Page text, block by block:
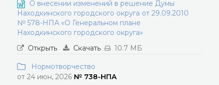
О внесении изменений в решение Думы
Находкинского городского округа от 29.09.2010
№ 578-НПА «О Генеральном плане
Находкинского городского округа»
Открыть
Скачать 10.7 МБ
Нормотворчество
от 24 июн, 2026 № 738-НПА